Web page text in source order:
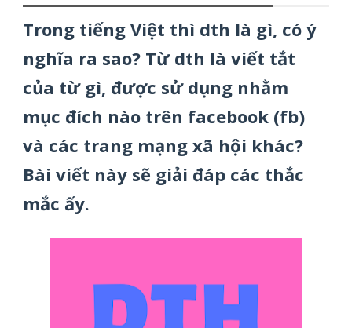
Trong tiếng Việt thì dth là gì, có ý
nghĩa ra sao? Từ dth là viết tắt
của từ gì, được sử dụng nhằm
mục đích nào trên facebook (fb)
và các trang mạng xã hội khác?
Bài viết này sẽ giải đáp các thắc
mắc ấy.